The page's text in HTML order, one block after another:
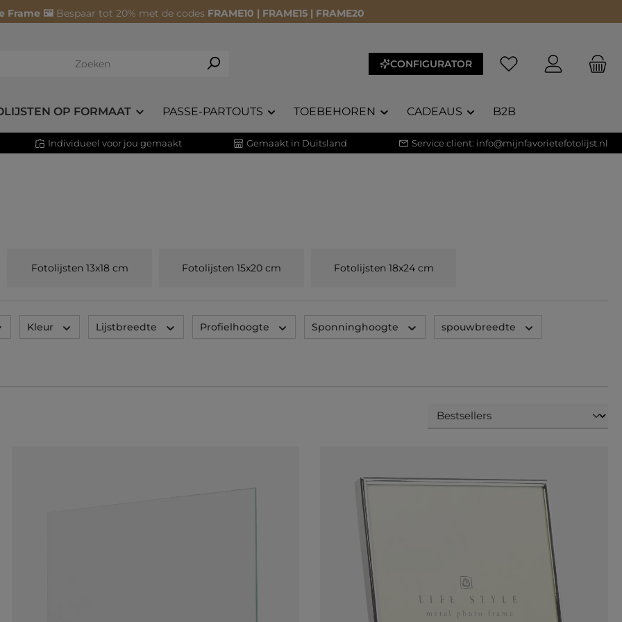
Frame 🖼️ Bespaar tot 20% met de codes FRAME10 | FRAME15 | FRAME20
CONFIGURATOR Je hebt 0 items op
OP FORMAAT PASSE-PARTOUTS TOEBEHOREN CADEAUS B2B
Individueel voor jou gemaakt Gemaakt in Duitsland Service client: info@mijnfavorietefotolijst.nl
Fotolijsten 13x18 cm Fotolijsten 15x20 cm Fotolijsten 18x24 cm
Kleur Lijstbreedte Profielhoogte Sponninghoogte spouwbreedte